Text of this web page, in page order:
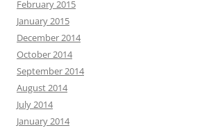
February 2015
January 2015
December 2014
October 2014
September 2014
August 2014
July 2014
January 2014